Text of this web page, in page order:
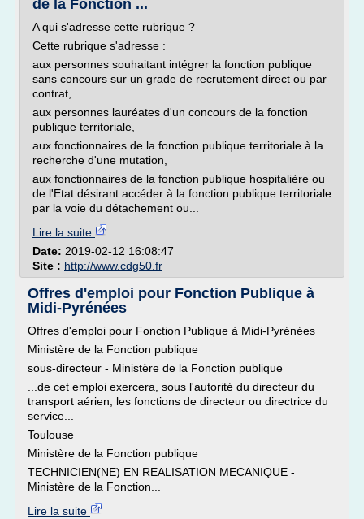
de la Fonction ...
A qui s'adresse cette rubrique ?
Cette rubrique s'adresse :
aux personnes souhaitant intégrer la fonction publique
sans concours sur un grade de recrutement direct ou par
contrat,
aux personnes lauréates d'un concours de la fonction
publique territoriale,
aux fonctionnaires de la fonction publique territoriale à la
recherche d'une mutation,
aux fonctionnaires de la fonction publique hospitalière ou
de l'Etat désirant accéder à la fonction publique territoriale
par la voie du détachement ou...
Lire la suite
Date: 2019-02-12 16:08:47
Site : http://www.cdg50.fr
Offres d'emploi pour Fonction Publique à
Midi-Pyrénées
Offres d'emploi pour Fonction Publique à Midi-Pyrénées
Ministère de la Fonction publique
sous-directeur - Ministère de la Fonction publique
...de cet emploi exercera, sous l'autorité du directeur du
transport aérien, les fonctions de directeur ou directrice du
service...
Toulouse
Ministère de la Fonction publique
TECHNICIEN(NE) EN REALISATION MECANIQUE -
Ministère de la Fonction...
Lire la suite